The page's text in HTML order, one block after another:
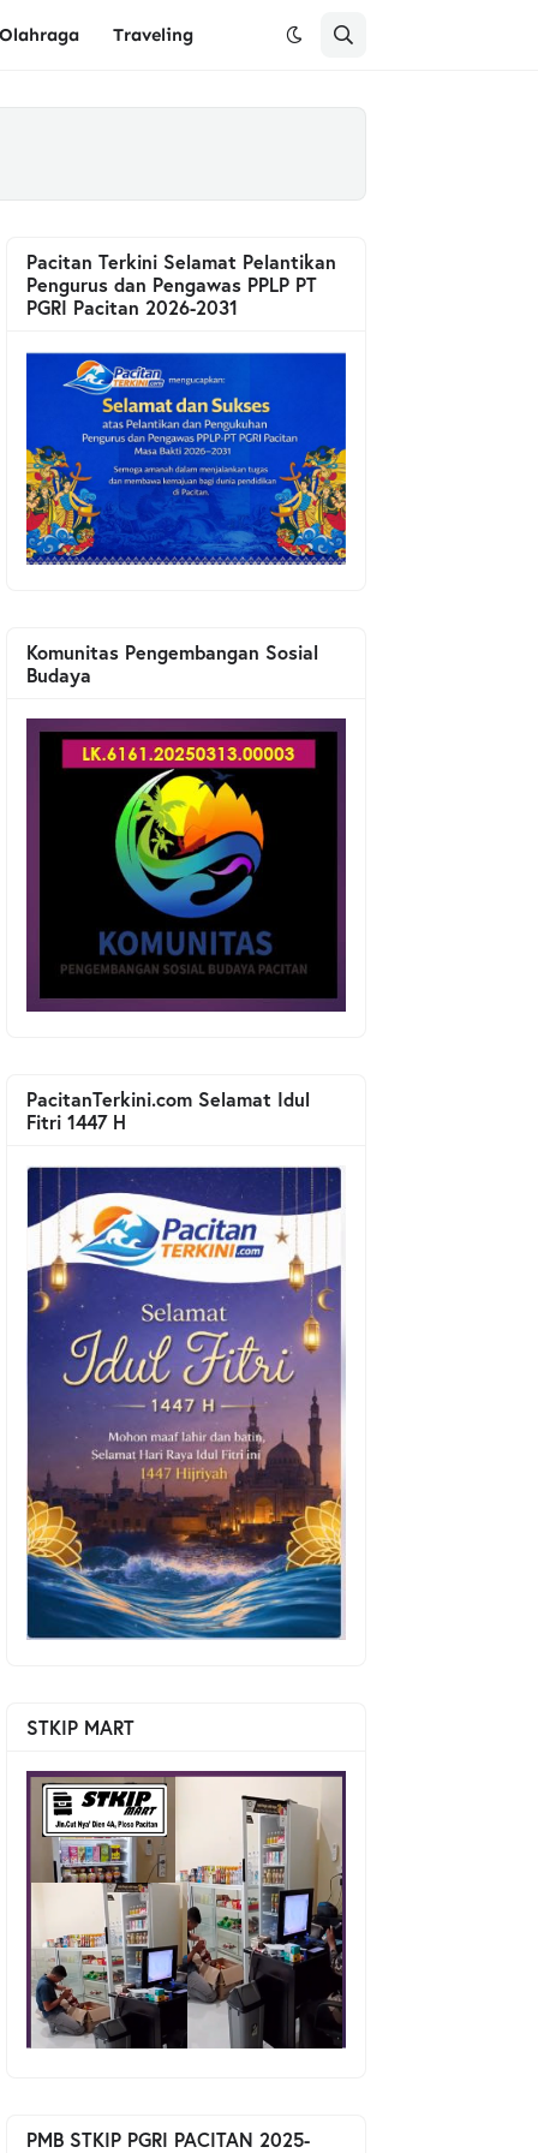
Olahraga Traveling
Pacitan Terkini Selamat Pelantikan
Pengurus dan Pengawas PPLP PT
PGRI Pacitan 2026-2031
Komunitas Pengembangan Sosial
Budaya
PacitanTerkini.com Selamat Idul
Fitri 1447 H
STKIP MART
PMB STKIP PGRI PACITAN 2025-